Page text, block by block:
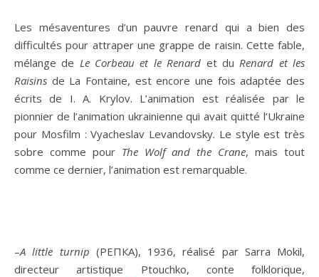
Les mésaventures d’un pauvre renard qui a bien des
difficultés pour attraper une grappe de raisin. Cette fable,
mélange de Le Corbeau et le Renard et du Renard et les
Raisins de La Fontaine, est encore une fois adaptée des
écrits de I. A. Krylov. L’animation est réalisée par le
pionnier de l’animation ukrainienne qui avait quitté l’Ukraine
pour Mosfilm : Vyacheslav Levandovsky. Le style est très
sobre comme pour The Wolf and the Crane, mais tout
comme ce dernier, l’animation est remarquable.
–A little turnip (РЕПКА), 1936, réalisé par Sarra Mokil,
directeur artistique Ptouchko, conte folklorique,